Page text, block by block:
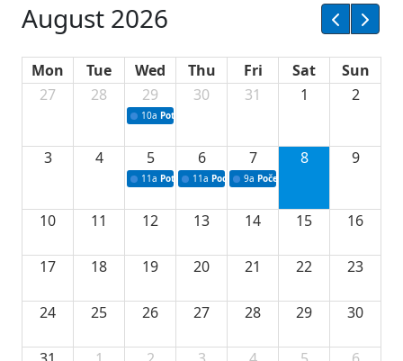
August 2026
Mon Tue Wed Thu Fri Sat
Sun
27
28 29
10a Potpisivanje ugovora sa neprofitnim
30 31 1 2
3 4 5
11a Potpisivanje ugovora o stipendijama za
6
11a Podrška razvoju vodne infrastrukture u
7
9a Početak izgradnje nove
8 9
10 11 12 13 14 15 16
17 18 19 20 21 22 23
24 25 26 27 28 29 30